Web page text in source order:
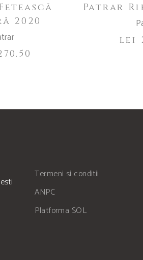
2020
Patrar
lei
Termeni si conditii
ANPC
Platforma SOL